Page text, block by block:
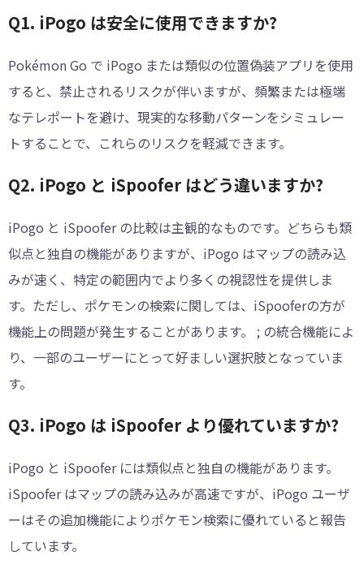
Q1. iPogo は安全に使用できますか?
Pokémon Go で iPogo または類似の位置偽装アプリを使用
すると、禁止されるリスクが伴いますが、頻繁または極端
なテレポートを避け、現実的な移動パターンをシミュレー
トすることで、これらのリスクを軽減できます。
Q2. iPogo と iSpoofer はどう違いますか?
iPogo と iSpoofer の比較は主観的なものです。どちらも類
似点と独自の機能がありますが、iPogo はマップの読み込
みが速く、特定の範囲内でより多くの視認性を提供しま
す。ただし、ポケモンの検索に関しては、iSpooferの方が
機能上の問題が発生することがあります。 ; の統合機能によ
り、一部のユーザーにとって好ましい選択肢となっていま
す。
Q3. iPogo は iSpoofer より優れていますか?
iPogo と iSpoofer には類似点と独自の機能があります。
iSpoofer はマップの読み込みが高速ですが、iPogo ユーザ
ーはその追加機能によりポケモン検索に優れていると報告
しています。